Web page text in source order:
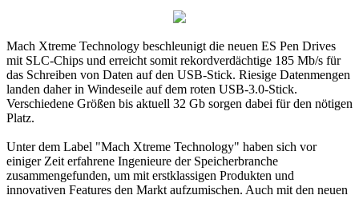
Mach Xtreme Technology beschleunigt die neuen ES Pen Drives
mit SLC-Chips und erreicht somit rekordverdächtige 185 Mb/s für
das Schreiben von Daten auf den USB-Stick. Riesige Datenmengen
landen daher in Windeseile auf dem roten USB-3.0-Stick.
Verschiedene Größen bis aktuell 32 Gb sorgen dabei für den nötigen
Platz.
Unter dem Label "Mach Xtreme Technology" haben sich vor
einiger Zeit erfahrene Ingenieure der Speicherbranche
zusammengefunden, um mit erstklassigen Produkten und
innovativen Features den Markt aufzumischen. Auch mit den neuen